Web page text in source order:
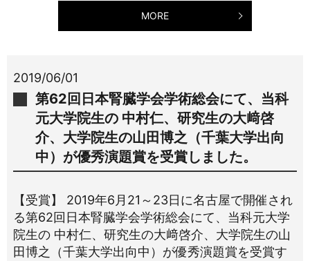
MORE
2019/06/01
第62回日本腎臓学会学術総会にて、当科
元大学院生の 中村仁、研究生の大﨑啓
介、大学院生の山田博之（千葉大学出向
中）が優秀演題賞を受賞しました。
【受賞】 2019年6月21～23日に名古屋で開催され
る第62回日本腎臓学会学術総会にて、当科元大学
院生の 中村仁、研究生の大﨑啓介、大学院生の山
田博之（千葉大学出向中）が優秀演題賞を受賞す